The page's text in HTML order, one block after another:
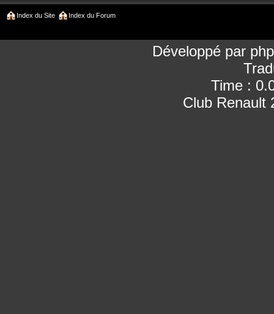
Index du Site Index du Forum
Développé par
Time :
Club Renault